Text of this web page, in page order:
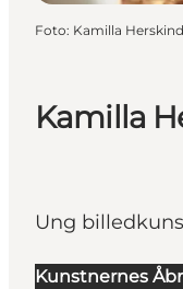
Kamilla
Ung
Kunstnernes
Foto: Kamilla Herskind